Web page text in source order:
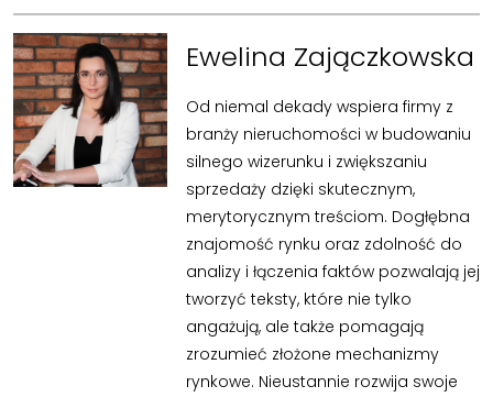
Ewelina Zajączkowska
Od niemal dekady wspiera firmy z
branży nieruchomości w budowaniu
silnego wizerunku i zwiększaniu
sprzedaży dzięki skutecznym,
merytorycznym treściom. Dogłębna
znajomość rynku oraz zdolność do
analizy i łączenia faktów pozwalają jej
tworzyć teksty, które nie tylko
angażują, ale także pomagają
zrozumieć złożone mechanizmy
rynkowe. Nieustannie rozwija swoje